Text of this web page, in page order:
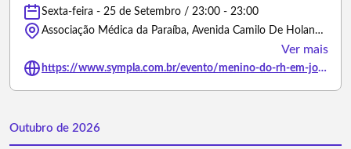
Sexta-feira - 25 de Setembro / 23:00 - 23:00
Associação Médica da Paraíba, Avenida Camilo De Holanda - João Pessoa/Paraíba
Ver mais
https://www.sympla.com.br/evento/menino-do-rh-em-joao-pessoa/3486528
Outubro de 2026